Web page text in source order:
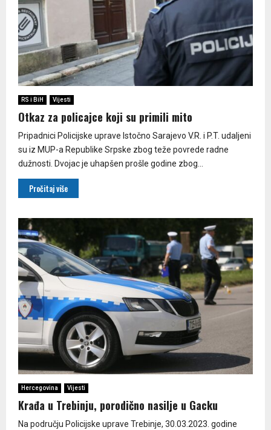
RS i BiH Vijesti
Otkaz za policajce koji su primili mito
Pripadnici Policijske uprave Istočno Sarajevo V.R. i P.T. udaljeni
su iz MUP-a Republike Srpske zbog teže povrede radne
dužnosti. Dvojac je uhapšen prošle godine zbog...
Pročitaj više
Hercegovina Vijesti
Krađa u Trebinju, porodično nasilje u Gacku
Na području Policijske uprave Trebinje, 30.03.2023. godine